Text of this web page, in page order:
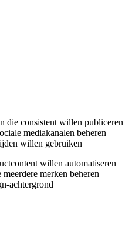
die consistent willen publiceren
mediakanalen beheren
willen gebruiken
willen automatiseren
merken beheren
achtergrond